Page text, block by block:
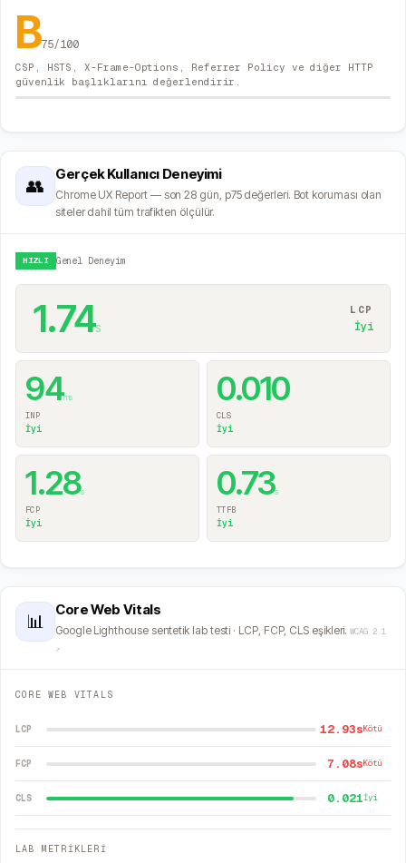
B75/100
CSP, HSTS, X-Frame-Options, Referrer Policy ve diğer HTTP
güvenlik başlıklarını değerlendirir.
👥
Gerçek Kullanıcı Deneyimi
Chrome UX Report — son 28 gün, p75 değerleri. Bot koruması olan
siteler dahil tüm trafikten ölçülür.
HIZLI Genel Deneyim
1.74s
LCP
İyi
94ms
INP
İyi
0.010
CLS
İyi
1.28s
FCP
İyi
0.73s
TTFB
İyi
📊
Core Web Vitals
Google Lighthouse sentetik lab testi · LCP, FCP, CLS eşikleri. WCAG 2.1
↗
CORE WEB VITALS
LCP 12.93sKötü
FCP 7.08sKötü
CLS 0.021İyi
LAB METRİKLERİ